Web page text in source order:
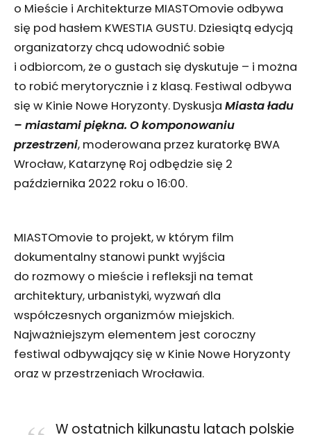
o Mieście i Architekturze MIASTOmovie odbywa
się pod hasłem KWESTIA GUSTU. Dziesiątą edycją
organizatorzy chcą udowodnić sobie
i odbiorcom, że o gustach się dyskutuje – i można
to robić merytorycznie i z klasą. Festiwal odbywa
się w Kinie Nowe Horyzonty. Dyskusja Miasta ładu
– miastami piękna. O komponowaniu
przestrzeni, moderowana przez kuratorkę BWA
Wrocław, Katarzynę Roj odbędzie się 2
października 2022 roku o 16:00.
MIASTOmovie to projekt, w którym film
dokumentalny stanowi punkt wyjścia
do rozmowy o mieście i refleksji na temat
architektury, urbanistyki, wyzwań dla
współczesnych organizmów miejskich.
Najważniejszym elementem jest coroczny
festiwal odbywający się w Kinie Nowe Horyzonty
oraz w przestrzeniach Wrocławia.
W ostatnich kilkunastu latach polskie